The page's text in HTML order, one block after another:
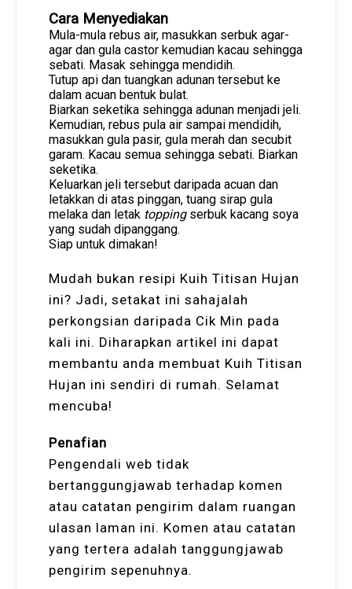
Cara Menyediakan
Mula-mula rebus air, masukkan serbuk agar-
agar dan gula castor kemudian kacau sehingga
sebati. Masak sehingga mendidih.
Tutup api dan tuangkan adunan tersebut ke
dalam acuan bentuk bulat.
Biarkan seketika sehingga adunan menjadi jeli.
Kemudian, rebus pula air sampai mendidih,
masukkan gula pasir, gula merah dan secubit
garam. Kacau semua sehingga sebati. Biarkan
seketika.
Keluarkan jeli tersebut daripada acuan dan
letakkan di atas pinggan, tuang sirap gula
melaka dan letak topping serbuk kacang soya
yang sudah dipanggang.
Siap untuk dimakan!
Mudah bukan resipi Kuih Titisan Hujan
ini? Jadi, setakat ini sahajalah
perkongsian daripada Cik Min pada
kali ini. Diharapkan artikel ini dapat
membantu anda membuat Kuih Titisan
Hujan ini sendiri di rumah. Selamat
mencuba!
Penafian
Pengendali web tidak
bertanggungjawab terhadap komen
atau catatan pengirim dalam ruangan
ulasan laman ini. Komen atau catatan
yang tertera adalah tanggungjawab
pengirim sepenuhnya.